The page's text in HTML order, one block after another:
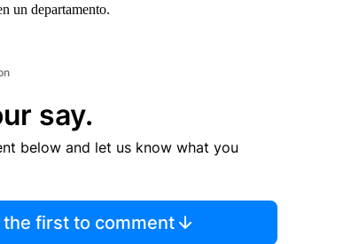
un departamento.
say.
below and let us know what you
the first to comment